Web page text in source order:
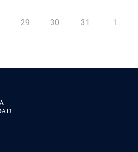
29 30 31 1